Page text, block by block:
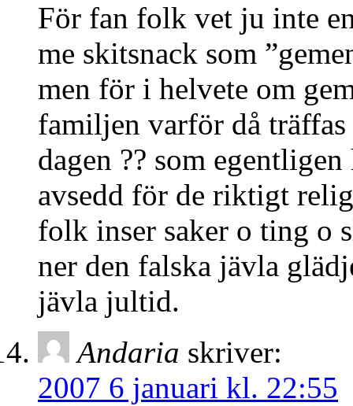
För fan folk vet ju inte
me skitsnack som
men för i helvete om
familjen varför då träffas
dagen ?? som
avsedd för de riktigt
folk inser saker o ting o
ner den falska jävla
jävla jultid.
Andaria skriver:
2007 6 januari kl. 22:55